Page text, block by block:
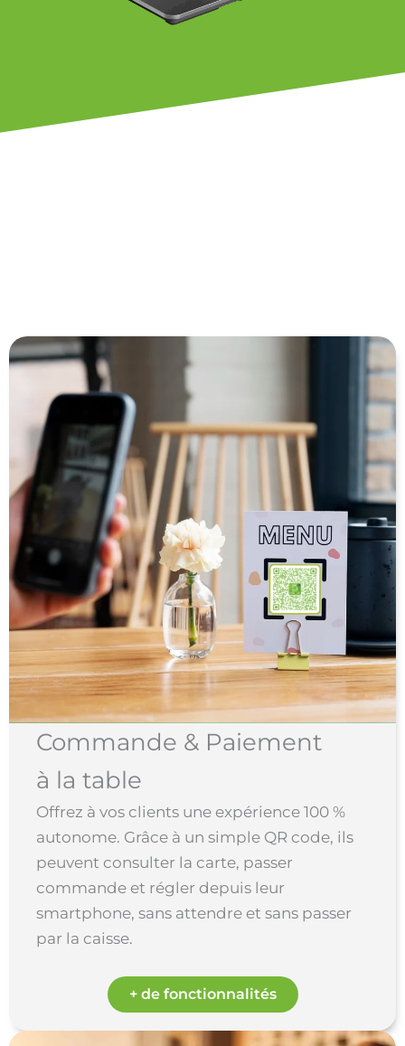
Commande & Paiement
à la table
Offrez à vos clients une expérience 100 %
autonome. Grâce à un simple QR code, ils
peuvent consulter la carte, passer
commande et régler depuis leur
smartphone, sans attendre et sans passer
par la caisse.
+ de fonctionnalités